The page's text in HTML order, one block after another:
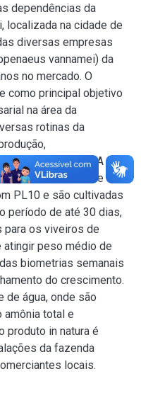
dependências da
localizada na cidade de
diversas empresas
vannamei) da
no mercado. O
como principal objetivo
na área da
rotinas da
e manutenção. A
com uma fase de
PL10 e são cultivadas
período de até 30 dias,
para os viveiros de
atingir peso médio de
biometrias semanais
do crescimento.
de água, onde são
amônia total e
produto in natura é
da fazenda
locais.